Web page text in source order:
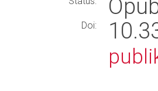
Doi: